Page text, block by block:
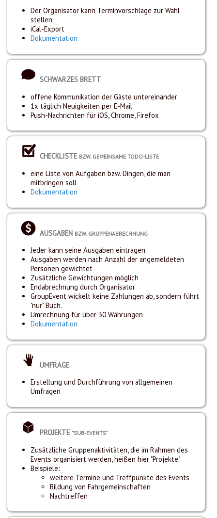
Der Organisator kann Terminvorschläge zur Wahl
stellen
iCal-Export
Dokumentation
SCHWARZES BRETT
offene Kommunikation der Gäste untereinander
1x täglich Neuigkeiten per E-Mail
Push-Nachrichten für iOS, Chrome, Firefox
CHECKLISTE BZW. GEMEINSAME TODO-LISTE
eine Liste von Aufgaben bzw. Dingen, die man
mitbringen soll
Dokumentation
AUSGABEN BZW. GRUPPENABRECHNUNG
Jeder kann seine Ausgaben eintragen.
Ausgaben werden nach Anzahl der angemeldeten
Personen gewichtet
Zusätzliche Gewichtungen möglich
Endabrechnung durch Organisator
GroupEvent wickelt keine Zahlungen ab, sondern führt
"nur" Buch.
Umrechnung für über 30 Währungen
Dokumentation
UMFRAGE
Erstellung und Durchführung von allgemeinen
Umfragen
PROJEKTE "SUB-EVENTS"
Zusätzliche Gruppenaktivitäten, die im Rahmen des
Events organisiert werden, heißen hier "Projekte".
Beispiele:
weitere Termine und Treffpunkte des Events
Bildung von Fahrgemeinschaften
Nachtreffen